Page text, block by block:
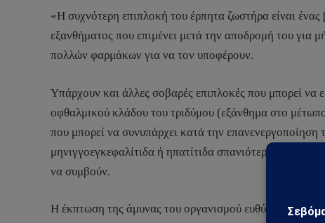
«Η συχνότερη επιπλοκή του έρπητα ζωστήρα είναι
εξανθήματος που επιμένει μετά την αποδρομή του για
πολλών φαρμάκων για να τον υποφέρουν.
Υπάρχουν και άλλες σοβαρές επιπλοκές που μπορεί
οφθαλμικού κλάδου του τριδύμου (εξάνθημα στο
που μπορεί να συνυπάρχει κατά την επανενεργοποίηση
μηνιγγοεγκεφαλίτιδα ή ηπατίτιδα σπανιότερα.
να συμβούν.
Η έκπτωση της άμυνας του οργανισμού ευθύνεται για